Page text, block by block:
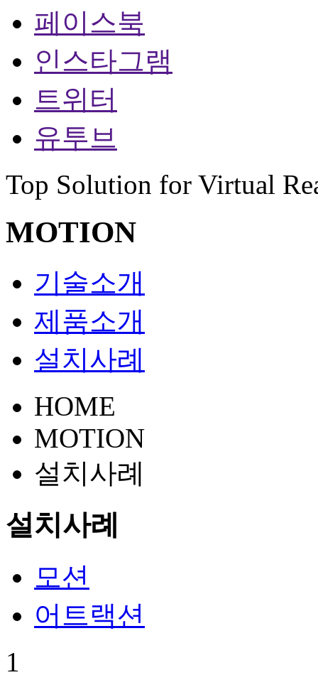
페이스북
인스타그램
트위터
유투브
Top Solution for Virtual
MOTION
기술소개
제품소개
설치사례
HOME
MOTION
설치사례
설치사례
모션
어트랙션
1